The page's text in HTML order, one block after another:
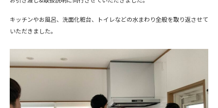
キッチンやお風呂、洗面化粧台、トイレなどの水まわり全般を取り返させて
いただきました。